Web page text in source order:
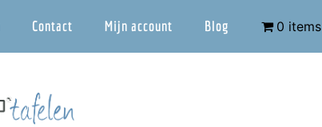
Contact Mijn account Blog 0 items